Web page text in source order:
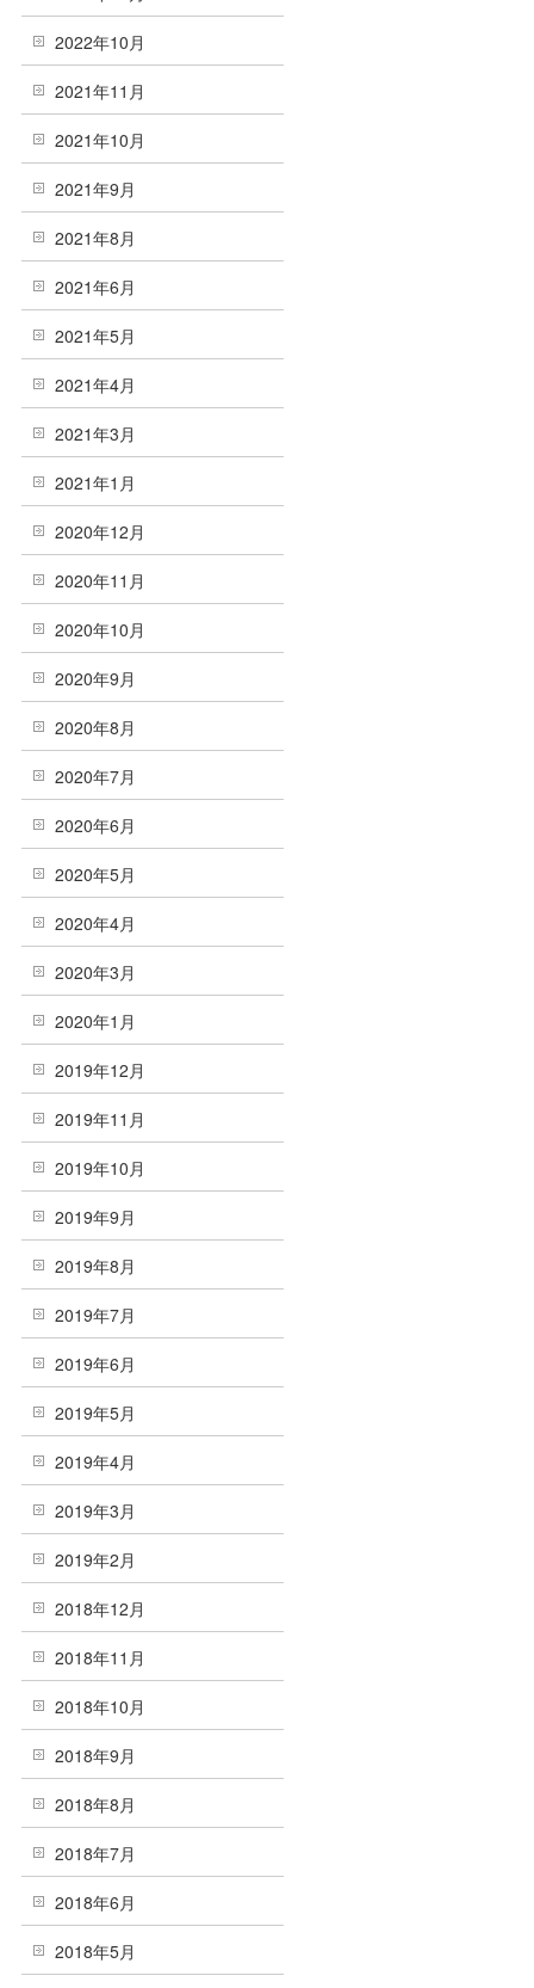
2022年10月
2021年11月
2021年10月
2021年9月
2021年8月
2021年6月
2021年5月
2021年4月
2021年3月
2021年1月
2020年12月
2020年11月
2020年10月
2020年9月
2020年8月
2020年7月
2020年6月
2020年5月
2020年4月
2020年3月
2020年1月
2019年12月
2019年11月
2019年10月
2019年9月
2019年8月
2019年7月
2019年6月
2019年5月
2019年4月
2019年3月
2019年2月
2018年12月
2018年11月
2018年10月
2018年9月
2018年8月
2018年7月
2018年6月
2018年5月